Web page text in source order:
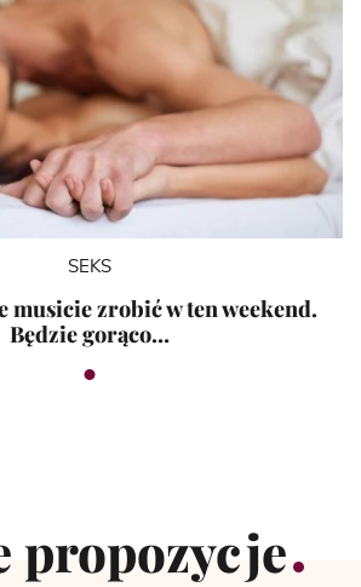
SEKS
musicie zrobić w ten weekend.
Będzie gorąco…
propozycje